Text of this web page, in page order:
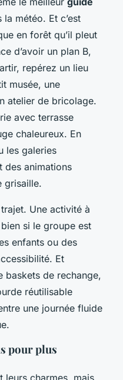
météo. Et c’est
en forêt qu’il pleut
d’avoir un plan B,
repérez un lieu
musée, une
atelier de bricolage.
avec terrasse
chaleureux. En
les galeries
des animations
grisaille.
Une activité à
si le groupe est
enfants ou des
Et
baskets de rechange,
réutilisable
une journée fluide
pour plus